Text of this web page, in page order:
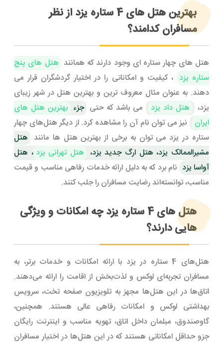
بهترین هتل های 4 ستاره یزد از نظر
مسافران کدامند؟
هتل های چهار ستاره ای وجود دارند که همانند هتل های پنج
ستاره یزد ، کیفیت و امکاناتی را در اختیار گردشگران قرار می
دهند. به عنوان مثال معروف ترین و بهترین هتل در شهر زیبای
یزد،
هتل داد یزد می باشد که حتی جزء بهترین هتل های
ایران
نیز می توان نام آن را مشاهده کرد. از دیگر هتل‌های چهار
ستاره در یزد می توان به برخی از بهترین هتل ها مانند هتل
مشیرالممالک یزد، هتل ارگ جدید یزد، هتل تهرانی یزد ، هتل
آواسا یزد نام برد که به دلیل ارائه خدمات رفاهی مناسب و قیمت
مناسب، توانسته‌اند رضایت مسافران را جلب کنند.
هتل های 4 ستاره یزد چه امکانات و ویژگی
هایی دارند؟
هتل‌های 4 ستاره در یزد با ارائه امکانات و خدمات برتر، به
مسافران تجربه‌ای لوکس و لذت‌بخش از اقامت را ارائه می‌دهند.
اتاق‌ها در این هتل‌ها مجهز به تلویزیون صفحه تخت، سرویس
بهداشتی لوکس و امکانات رفاهی عالی هستند. همچنین،
گاوصندوق، مبلمان داخل اتاق، تهویه مناسب و اینترنت رایگان
جزو حداقل امکاناتی هستند که در این هتل‌ها در اختیار مسافران